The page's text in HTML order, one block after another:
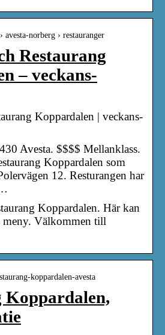
avesta-norberg › restauranger
Restaurang
– veckans-
Koppardalen | veckans-
Avesta. $$$$ Mellanklass.
Koppardalen som
12. Resturangen har
Koppardalen. Här kan
meny. Välkommen till
koppardalen-avesta
Koppardalen,